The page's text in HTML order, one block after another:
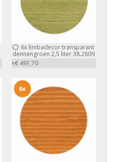
6xEmbadecor transparant
dennengroen 2,5 liter 38.2609
+€ 491,70
6x